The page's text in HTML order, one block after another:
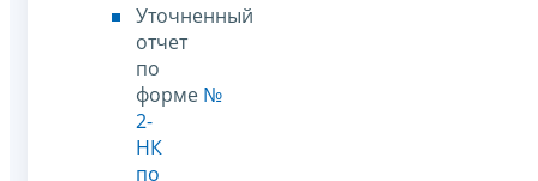
Уточненный
отчет
по
форме №
2-
НК
по